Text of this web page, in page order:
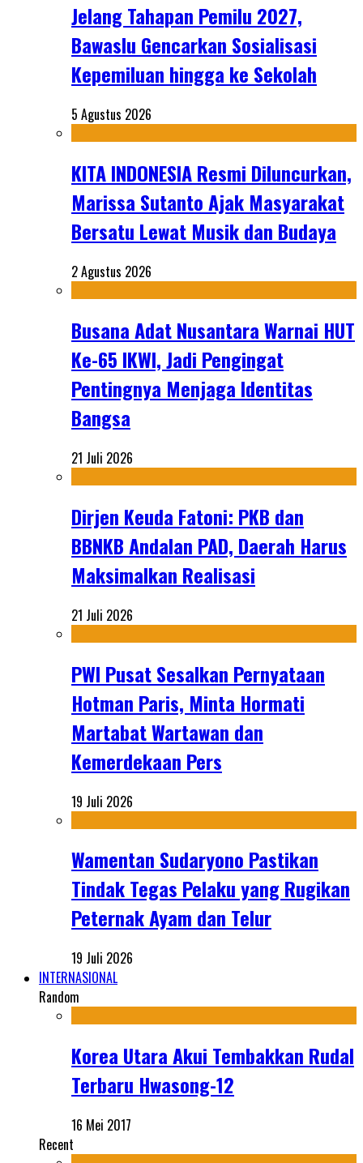
Jelang Tahapan Pemilu 2027,
Bawaslu Gencarkan Sosialisasi
Kepemiluan hingga ke Sekolah
5 Agustus 2026
KITA INDONESIA Resmi Diluncurkan,
Marissa Sutanto Ajak Masyarakat
Bersatu Lewat Musik dan Budaya
2 Agustus 2026
Busana Adat Nusantara Warnai HUT
Ke-65 IKWI, Jadi Pengingat
Pentingnya Menjaga Identitas
Bangsa
21 Juli 2026
Dirjen Keuda Fatoni: PKB dan
BBNKB Andalan PAD, Daerah Harus
Maksimalkan Realisasi
21 Juli 2026
PWI Pusat Sesalkan Pernyataan
Hotman Paris, Minta Hormati
Martabat Wartawan dan
Kemerdekaan Pers
19 Juli 2026
Wamentan Sudaryono Pastikan
Tindak Tegas Pelaku yang Rugikan
Peternak Ayam dan Telur
19 Juli 2026
INTERNASIONAL
Random
Korea Utara Akui Tembakkan Rudal
Terbaru Hwasong-12
16 Mei 2017
Recent